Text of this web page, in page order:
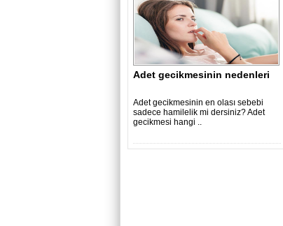
Adet gecikmesinin nedenleri
Adet gecikmesinin en olası sebebi
sadece hamilelik mi dersiniz? Adet
gecikmesi hangi ..